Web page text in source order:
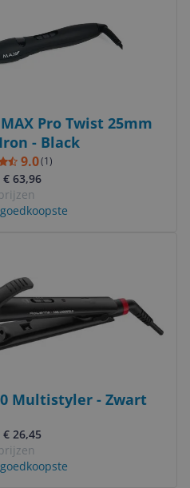
Pro Twist 25mm
- Black
9.0(1)
€ 63,96
Multistyler - Zwart
€ 26,45